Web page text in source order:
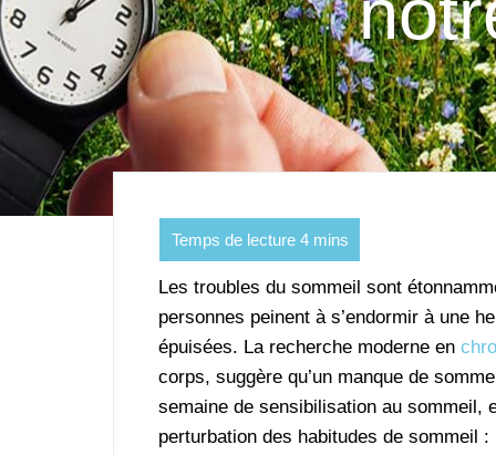
Les troubles du sommeil sont
personnes peinent à s’endormir à une
épuisées. La recherche moderne en
corps, suggère qu’un manque de
semaine de sensibilisation au sommeil,
perturbation des habitudes de sommeil